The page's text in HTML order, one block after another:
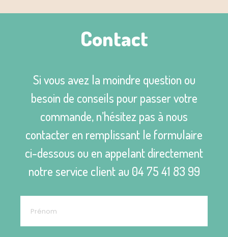
Contact
Si vous avez la moindre question ou
besoin de conseils pour passer votre
commande, n’hésitez pas à nous
contacter en remplissant le formulaire
ci-dessous ou en appelant directement
notre service client au 04 75 41 83 99